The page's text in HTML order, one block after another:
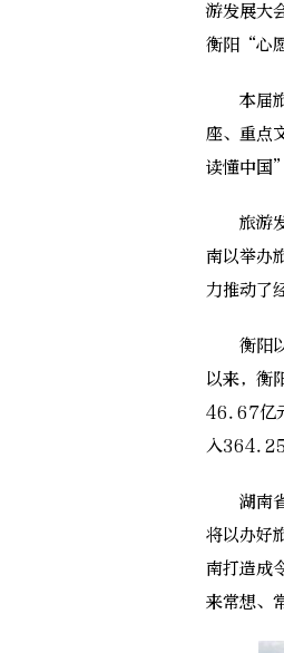
游发展大
衡阳“心
本届旅
座、重点
读懂中国
旅游发
南以举办
力推动了
衡阳以
以来，衡
46.67亿
入364.25
湖南省
将以办好
南打造成
来常想、